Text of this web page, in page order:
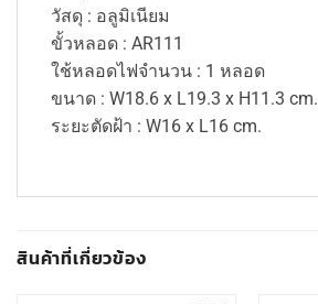
วัสดุ : อลูมิเนียม
ขั้วหลอด : AR111
ใช้หลอดไฟจำนวน : 1 หลอด
ขนาด : W18.6 x L19.3 x H11.3 cm.
ระยะตัดฝ้า : W16 x L16 cm.
สินค้าที่เกี่ยวข้อง